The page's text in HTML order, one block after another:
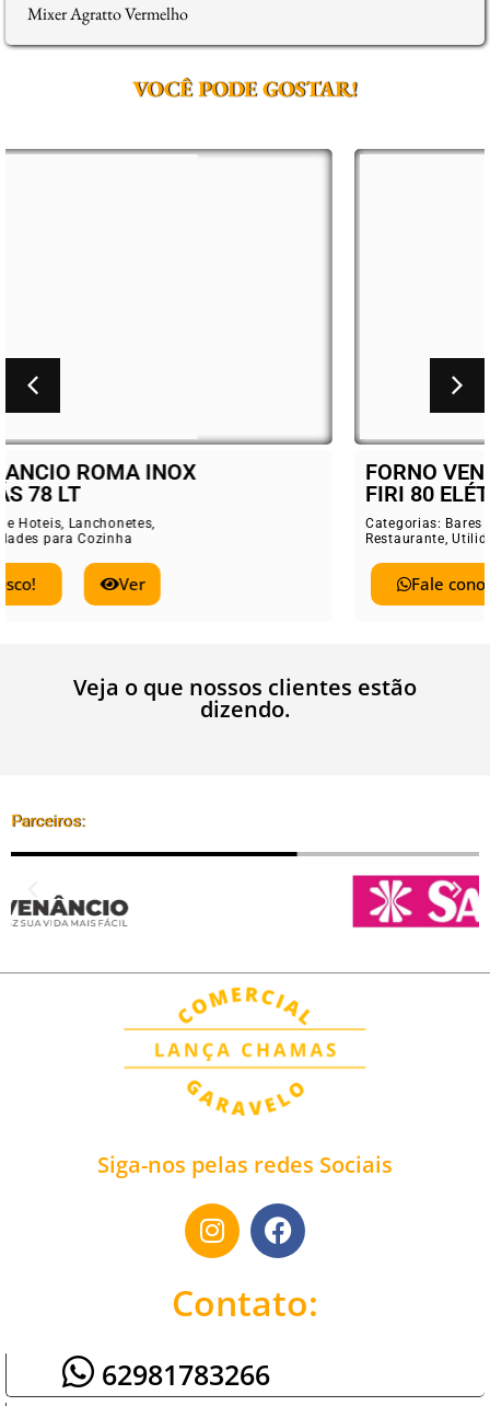
Mixer Agratto Vermelho
VOCÊ PODE GOSTAR!
FORNO VENANCIO ROMA INOX
Categorias:
Restaurante
Fale conosco!
Veja o que nossos clientes estão
dizendo.
Parceiros:
Siga-nos pelas redes Sociais
Contato:
62981783266